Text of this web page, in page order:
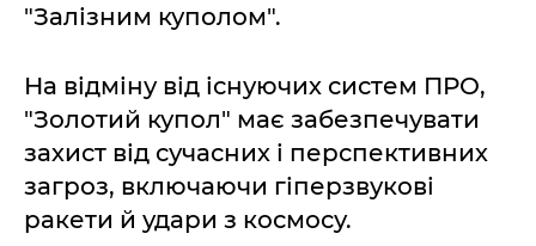
"Залізним куполом".
На відміну від існуючих систем ПРО,
"Золотий купол" має забезпечувати
захист від сучасних і перспективних
загроз, включаючи гіперзвукові
ракети й удари з космосу.